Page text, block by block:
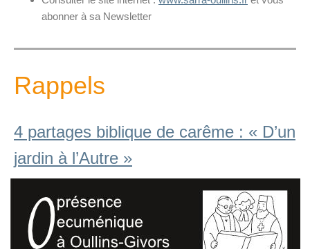
abonner à sa Newsletter
Rappels
4 partages biblique de carême : « D’un
jardin à l’Autre »